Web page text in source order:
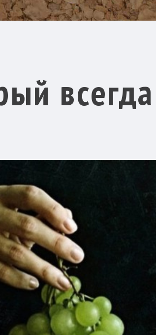
всегда